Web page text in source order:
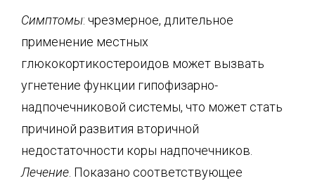
Симптомы: чрезмерное, длительное
применение местных
глюкокортикостероидов может вызвать
угнетение функции гипофизарно-
надпочечниковой системы, что может стать
причиной развития вторичной
недостаточности коры надпочечников.
Лечение . Показано соответствующее